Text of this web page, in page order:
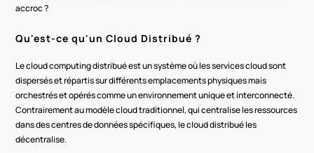
accroc ?
Qu'est-ce qu'un Cloud Distribué ?
Le cloud computing distribué est un système où les services cloud sont
dispersés et répartis sur différents emplacements physiques mais
orchestrés et opérés comme un environnement unique et interconnecté.
Contrairement au modèle cloud traditionnel, qui centralise les ressources
dans des centres de données spécifiques, le cloud distribué les
décentralise.